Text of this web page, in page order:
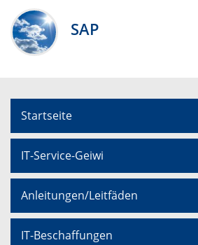
SAP
Startseite
IT-Service-Geiwi
Anleitungen/Leitfäden
IT-Beschaffungen